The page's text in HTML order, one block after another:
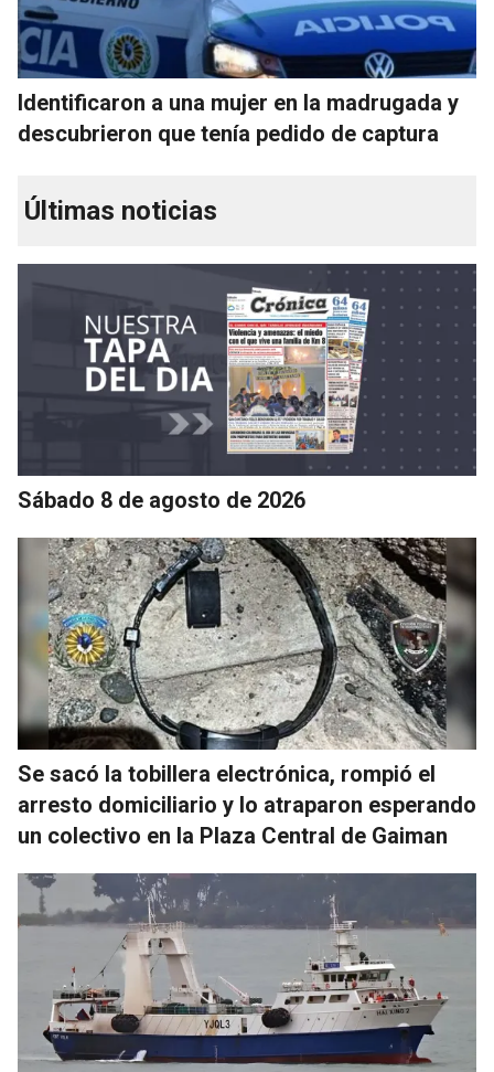
Identificaron a una mujer en la madrugada y
descubrieron que tenía pedido de captura
Últimas noticias
Sábado 8 de agosto de 2026
Se sacó la tobillera electrónica, rompió el
arresto domiciliario y lo atraparon esperando
un colectivo en la Plaza Central de Gaiman